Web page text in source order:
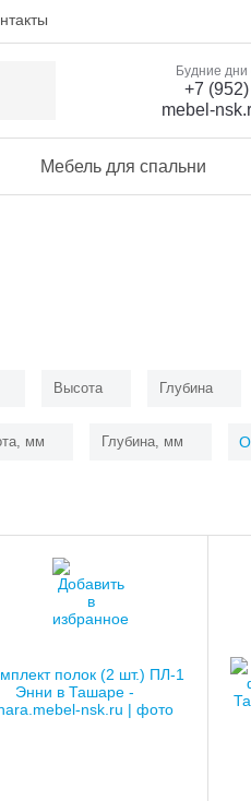
Будние дни
+7
mebel-
Мебель для спальни
Высота Глубина
мм Глубина, мм